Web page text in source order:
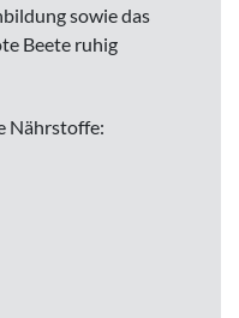
sowie das
Beete ruhig
Nährstoffe: